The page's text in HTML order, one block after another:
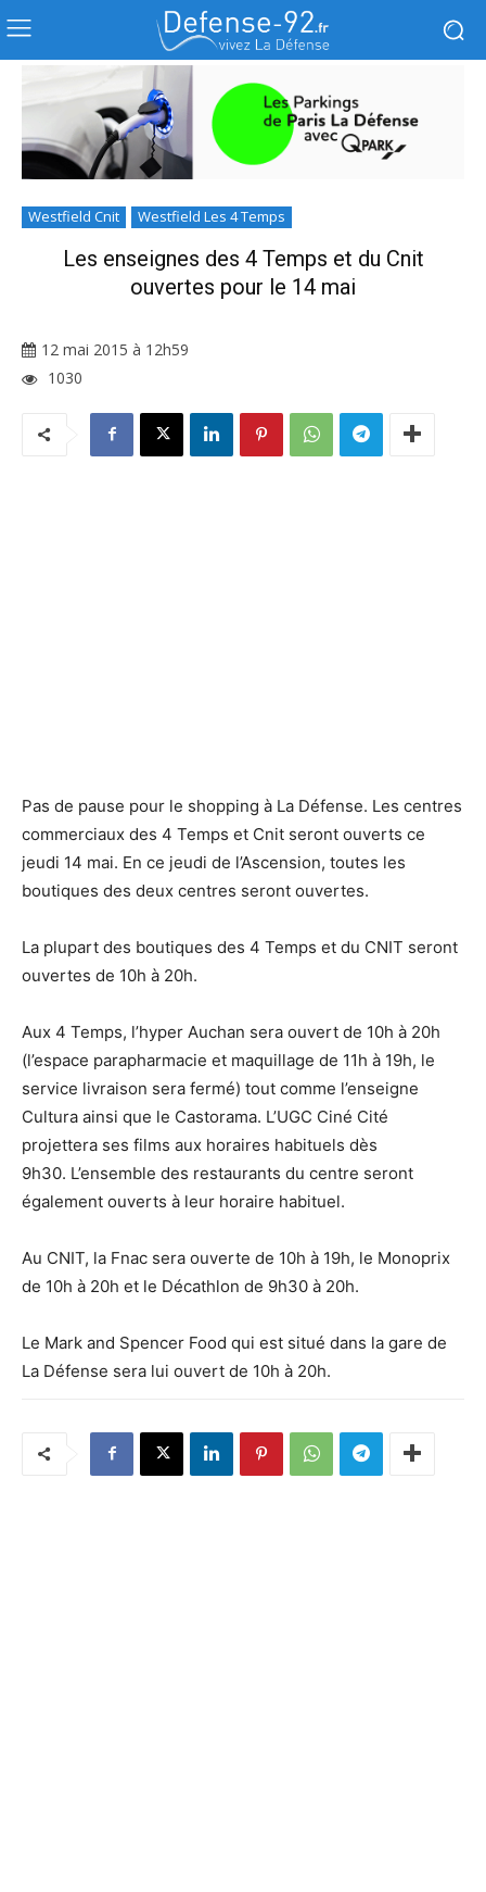
Westfield Cnit Westfield Les 4 Temps
Les enseignes des 4 Temps et du Cnit
ouvertes pour le 14 mai
12 mai 2015 à 12h59
1030
Pas de pause pour le shopping à La Défense. Les centres
commerciaux des 4 Temps et Cnit seront ouverts ce
jeudi 14 mai. En ce jeudi de l’Ascension, toutes les
boutiques des deux centres seront ouvertes.
La plupart des boutiques des 4 Temps et du CNIT seront
ouvertes de 10h à 20h.
Aux 4 Temps, l’hyper Auchan sera ouvert de 10h à 20h
(l’espace parapharmacie et maquillage de 11h à 19h, le
service livraison sera fermé) tout comme l’enseigne
Cultura ainsi que le Castorama. L’UGC Ciné Cité
projettera ses films aux horaires habituels dès
9h30. L’ensemble des restaurants du centre seront
également ouverts à leur horaire habituel.
Au CNIT, la Fnac sera ouverte de 10h à 19h, le Monoprix
de 10h à 20h et le Décathlon de 9h30 à 20h.
Le Mark and Spencer Food qui est situé dans la gare de
La Défense sera lui ouvert de 10h à 20h.